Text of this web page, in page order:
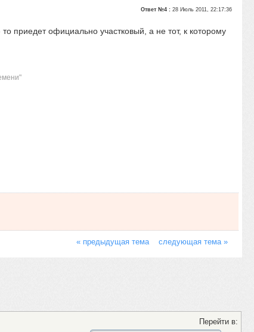
Ответ №4 :28 Июль 2011, 22:17:36
приедет официально участковый, а не тот, к которому
« предыдущая тема следующая тема »
Перейти в: